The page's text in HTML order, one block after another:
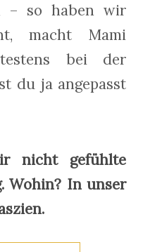
– so haben wir
macht Mami
bei der
du ja angepasst
nicht gefühlte
Wohin? In unser